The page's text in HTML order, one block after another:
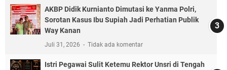
AKBP Didik Kurnianto Dimutasi ke Yanma Polri,
Sorotan Kasus Ibu Supiah Jadi Perhatian Publik
Way Kanan
Juli 31, 2026 Tidak ada komentar
Istri Pegawai Sulit Ketemu Rektor Unsri di Tengah